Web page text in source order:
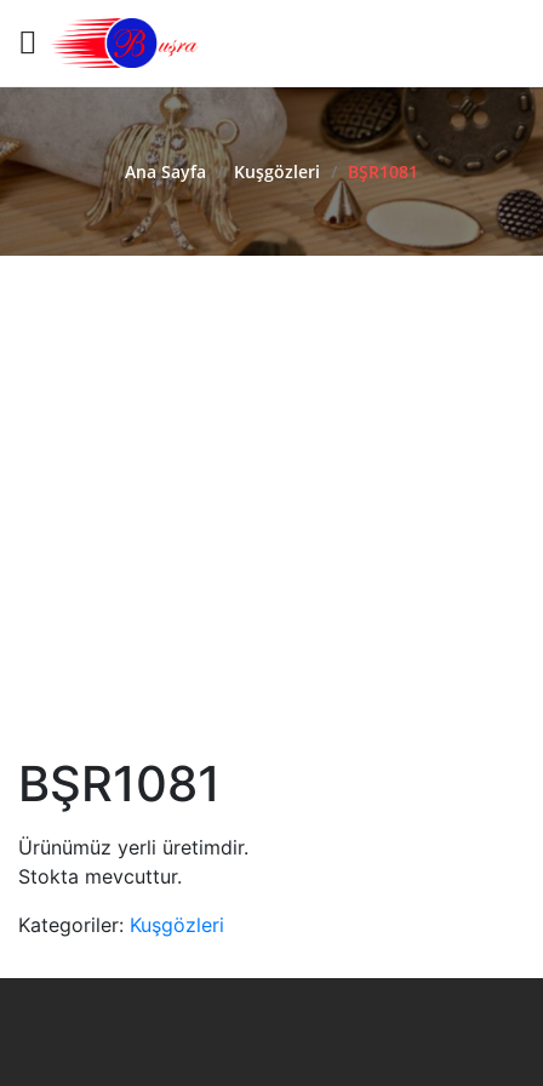
Ana Sayfa / Kuşgözleri / BŞR1081
BŞR1081
Ürünümüz yerli üretimdir.
Stokta mevcuttur.
Kategoriler: Kuşgözleri